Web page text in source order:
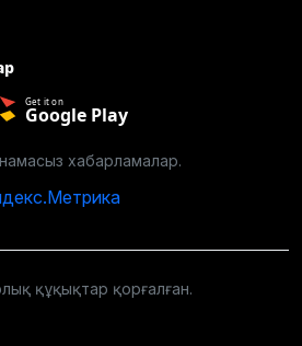
Get it on
Google Play
хабарламалар.
құқықтар қорғалған.